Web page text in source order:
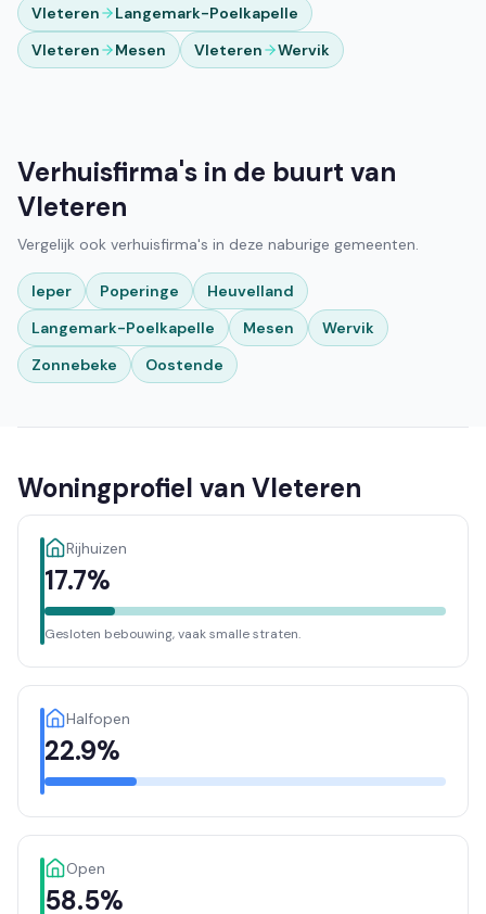
Vleteren
Langemark-Poelkapelle
Vleteren
Mesen Vleteren Wervik
Verhuisfirma's in de buurt van
Vleteren
Vergelijk ook verhuisfirma's in deze naburige gemeenten.
Ieper Poperinge
Heuvelland
Langemark-Poelkapelle
Mesen
Wervik
Zonnebeke
Oostende
Woningprofiel van Vleteren
Rijhuizen
17.7%
Gesloten bebouwing, vaak smalle straten.
Halfopen
22.9%
Open
58.5%